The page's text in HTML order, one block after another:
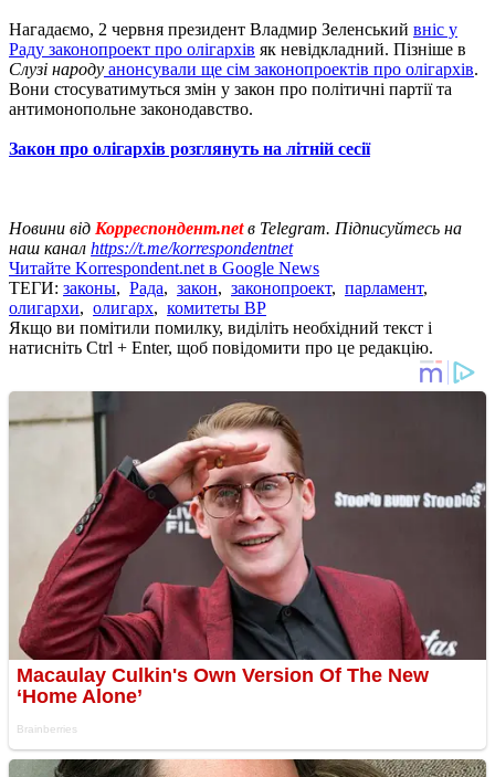
Нагадаємо, 2 червня президент Владмир Зеленський вніс у
Раду законопроект про олігархів як невідкладний. Пізніше в
Слузі народу анонсували ще сім законопроектів про олігархів.
Вони стосуватимуться змін у закон про політичні партії та
антимонопольне законодавство.
Закон про олігархів розглянуть на літній сесії
Новини від Корреспондент.netв Telegram. Підписуйтесь на
наш канал https://t.me/korrespondentnet
Читайте Korrespondent.net в Google News
ТЕГИ: законы, Рада, закон, законопроект, парламент,
олигархи, олигарх, комитеты ВР
Якщо ви помітили помилку, виділіть необхідний текст і
натисніть Ctrl + Enter, щоб повідомити про це редакцію.